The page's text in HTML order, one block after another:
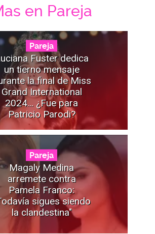
en Pareja
Pareja
Fuster dedica
un tierno mensaje
la final de Miss
Grand International
2024... ¿Fue para
Patricio Parodi?
Pareja
Magaly Medina
arremete contra
Pamela Franco:
sigues siendo
la clandestina"